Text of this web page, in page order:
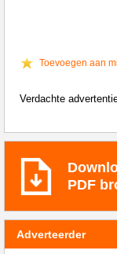
Toevoegen aan
Verdachte
PDF
Adverteerder